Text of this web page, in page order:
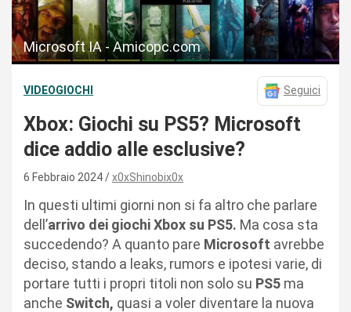
Microsoft IA - Amicopc.com
VIDEOGIOCHI Seguici
Xbox: Giochi su PS5? Microsoft
dice addio alle esclusive?
6 Febbraio 2024 x0xShinobix0x
In questi ultimi giorni non si fa altro che parlare
dell’arrivo dei giochi Xbox su PS5. Ma cosa sta
succedendo? A quanto pare Microsoft avrebbe
deciso, stando a leaks, rumors e ipotesi varie, di
portare tutti i propri titoli non solo su PS5 ma
anche Switch, quasi a voler diventare la nuova